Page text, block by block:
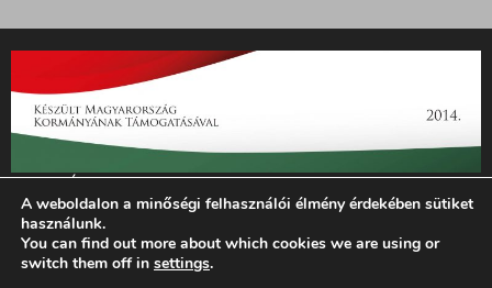
„Az Új Ember katolikus hetilap 2014. évi működésének
támogatását az EGYH-KCP-14-P-0121 sz. támogatási
szerződés keretében 3 000 000 Ft összegben támogatta az
Emberi Erőforrások Minisztériuma.”
A weboldalon a minőségi felhasználói élmény érdekében sütiket
használunk.
You can find out more about which cookies we are using or
switch them off in settings.